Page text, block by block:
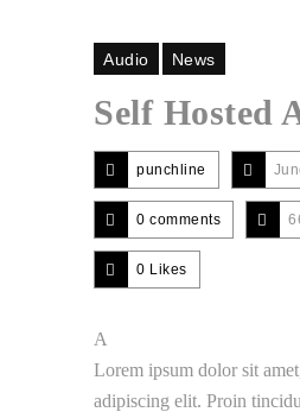
Audio News
Self Hosted
punchline
0 comments
0 Likes
A
Lorem ipsum dolor sit
adipiscing elit. Proin